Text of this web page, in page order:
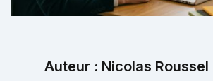
Auteur : Nicolas Roussel